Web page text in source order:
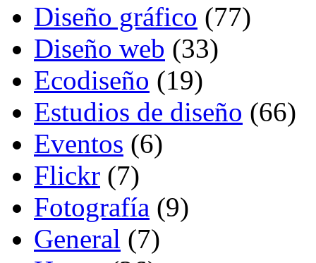
Diseño gráfico (77)
Diseño web (33)
Ecodiseño (19)
Estudios de diseño (66)
Eventos (6)
Flickr (7)
Fotografía (9)
General (7)